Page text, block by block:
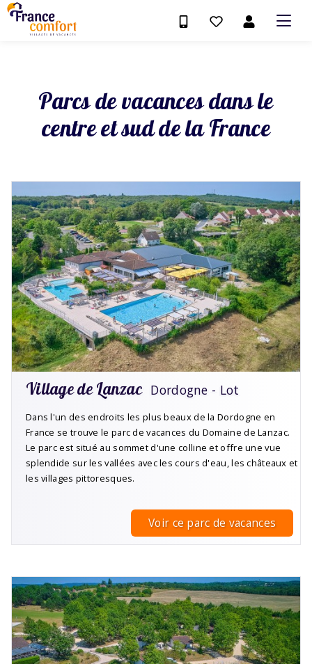
Parcs de vacances dans le
centre et sud de la France
Village de Lanzac Dordogne - Lot
Dans l'un des endroits les plus beaux de la Dordogne en
France se trouve le parc de vacances du Domaine de Lanzac.
Le parc est situé au sommet d'une colline et offre une vue
splendide sur les vallées avec les cours d'eau, les châteaux et
les villages pittoresques.
Voir ce parc de vacances